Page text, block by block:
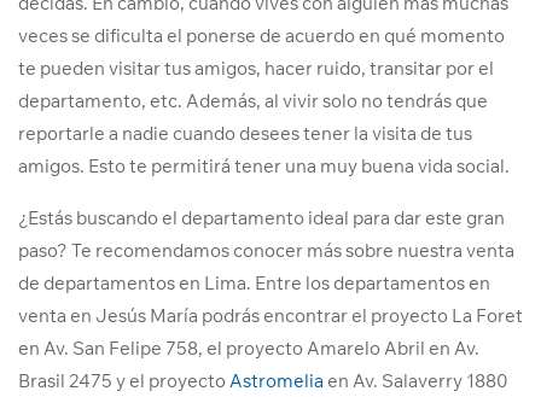
veces se dificulta el ponerse de acuerdo en qué momento
te pueden visitar tus amigos, hacer ruido, transitar por el
departamento, etc. Además, al vivir solo no tendrás que
reportarle a nadie cuando desees tener la visita de tus
amigos. Esto te permitirá tener una muy buena vida social.
¿Estás buscando el departamento ideal para dar este gran
paso? Te recomendamos conocer más sobre nuestra venta
de departamentos en Lima. Entre los departamentos en
venta en Jesús María podrás encontrar el proyecto La Foret
en Av. San Felipe 758, el proyecto Amarelo Abril en Av.
Brasil 2475 y el proyecto Astromelia en Av. Salaverry 1880